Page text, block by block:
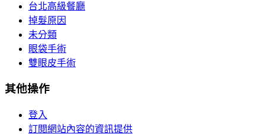
台北高級餐廳
掉髮原因
未分類
眼袋手術
雙眼皮手術
其他操作
登入
訂閱網站內容的資訊提供